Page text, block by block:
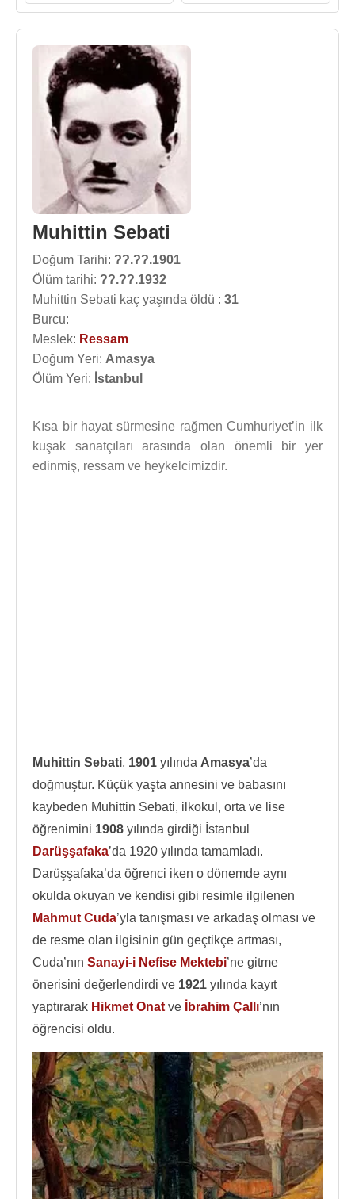
Muhittin Sebati
Doğum Tarihi: ??.??.1901
Ölüm tarihi: ??.??.1932
Muhittin Sebati kaç yaşında öldü : 31
Burcu:
Meslek: Ressam
Doğum Yeri: Amasya
Ölüm Yeri: İstanbul
Kısa bir hayat sürmesine rağmen Cumhuriyet’in ilk
kuşak sanatçıları arasında olan önemli bir yer
edinmiş, ressam ve heykelcimizdir.
Muhittin Sebati, 1901 yılında Amasya’da
doğmuştur. Küçük yaşta annesini ve babasını
kaybeden Muhittin Sebati, ilkokul, orta ve lise
öğrenimini 1908 yılında girdiği İstanbul
Darüşşafaka’da 1920 yılında tamamladı.
Darüşşafaka’da öğrenci iken o dönemde aynı
okulda okuyan ve kendisi gibi resimle ilgilenen
Mahmut Cuda’yla tanışması ve arkadaş olması ve
de resme olan ilgisinin gün geçtikçe artması,
Cuda’nın Sanayi-i Nefise Mektebi’ne gitme
önerisini değerlendirdi ve 1921 yılında kayıt
yaptırarak Hikmet Onat ve İbrahim Çallı’nın
öğrencisi oldu.